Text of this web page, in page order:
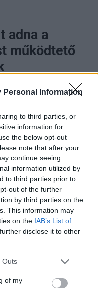
Personal Information
to third parties, or
information for
the below opt-out
note that after your
continue seeing
information utilized by
to third parties prior to
out of the further
by third parties on the
This information may
on the IAB’s List of
disclose it to other
Outs
of my
adna a
működtető
a kormány a
működtető állami
Kormányinfón
ennél nem tudunk,
nem tiszta, miért
miért ne
a Corvinus
elmondta, hogy a
július elsejétől a
egy állami